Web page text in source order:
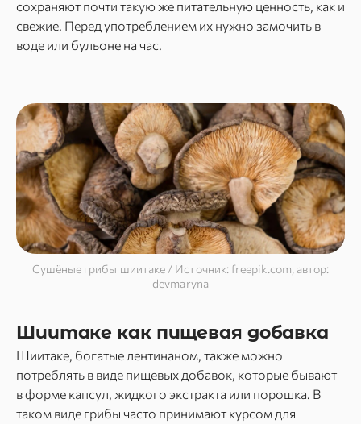
сохраняют почти такую же питательную ценность, как и
свежие. Перед употреблением их нужно замочить в
воде или бульоне на час.
Сушёные грибы шиитаке / Источник: freepik.com, автор:
devmaryna
Шиитаке как пищевая добавка
Шиитаке, богатые лентинаном, также можно
потреблять в виде пищевых добавок, которые бывают
в форме капсул, жидкого экстракта или порошка. В
таком виде грибы часто принимают курсом для